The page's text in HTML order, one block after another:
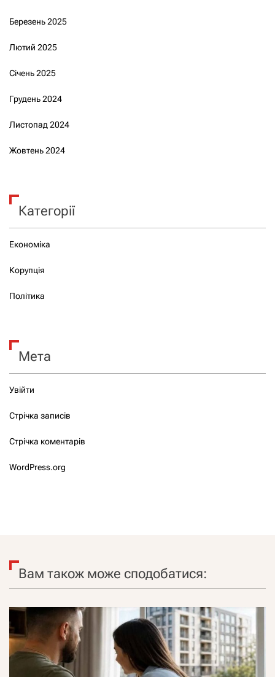
Березень 2025
Лютий 2025
Січень 2025
Грудень 2024
Листопад 2024
Жовтень 2024
Категорії
Економіка
Корупція
Політика
Мета
Увійти
Стрічка записів
Стрічка коментарів
WordPress.org
Вам також може сподобатися: